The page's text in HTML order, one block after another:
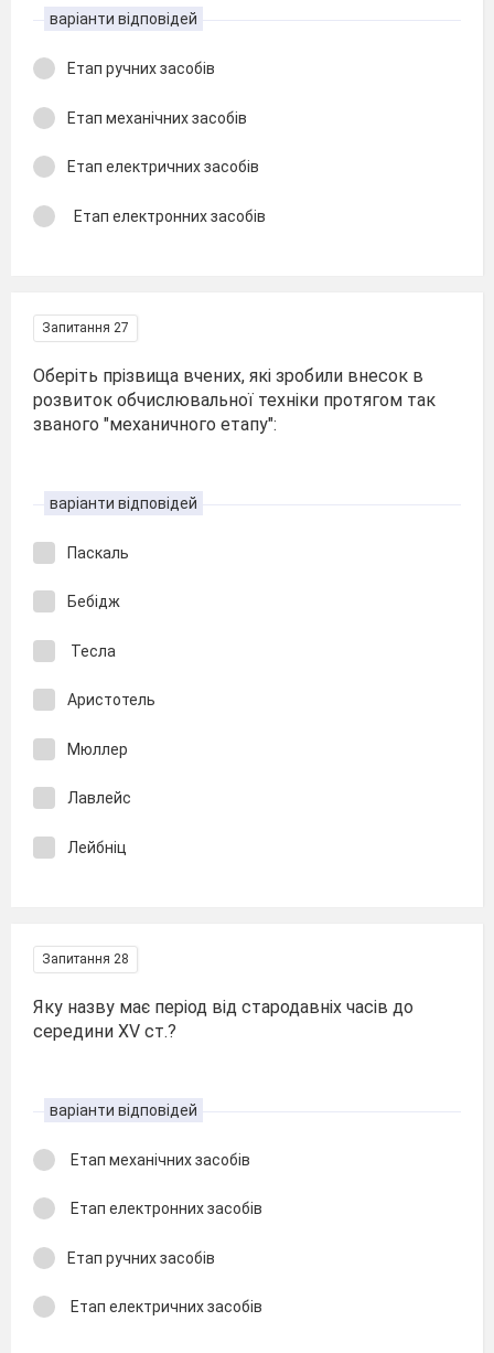
варіанти відповідей
Етап ручних засобів
Етап механічних засобів
Етап електричних засобів
Етап електронних засобів
Запитання 27
Оберіть прізвища вчених, які зробили внесок в
розвиток обчислювальної техніки протягом так
званого "механичного етапу":
варіанти відповідей
Паскаль
Бебідж
Тесла
Аристотель
Мюллер
Лавлейс
Лейбніц
Запитання 28
Яку назву має період від стародавніх часів до
середини ХV ст.?
варіанти відповідей
Етап механічних засобів
Етап електронних засобів
Етап ручних засобів
Етап електричних засобів